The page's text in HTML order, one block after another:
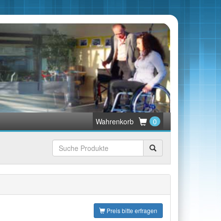
Wahrenkorb 0
Suchen
Preis bitte erfragen